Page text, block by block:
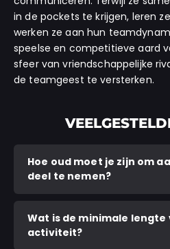
in de pockets te krijgen, leren
werken ze aan hun
speelse en competitieve aard
sfeer van vriendschappelijke
de teamgeest te versterken.
Hoe oud moet je zijn om
deel te nemen?
Wat is de minimale lengte
activiteit?